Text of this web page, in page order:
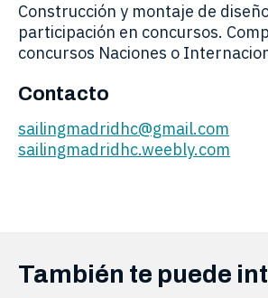
Construcción y montaje de
participación en concursos.
concursos Naciones o
Contacto
sailingmadridhc@gmail.com
sailingmadridhc.weebly.com
También te puede